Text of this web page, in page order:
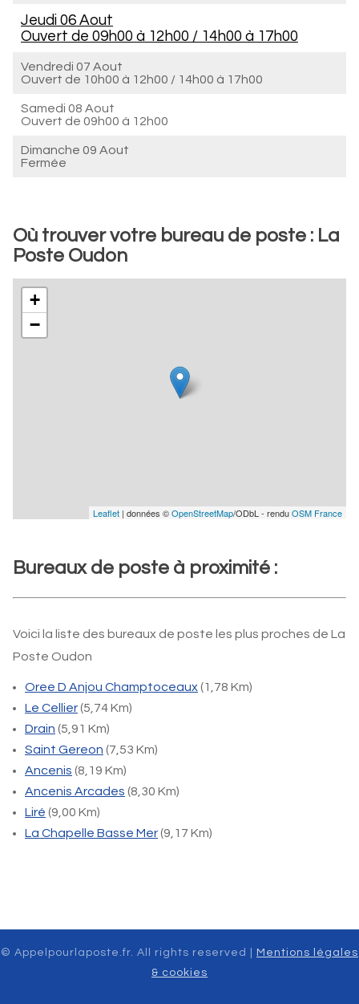
Jeudi 06 Aout
Ouvert de 09h00 à 12h00 / 14h00 à 17h00
Vendredi 07 Aout
Ouvert de 10h00 à 12h00 / 14h00 à 17h00
Samedi 08 Aout
Ouvert de 09h00 à 12h00
Dimanche 09 Aout
Fermée
Où trouver votre bureau de poste : La
Poste Oudon
+
−
Leaflet | données ©OpenStreetMap/ODbL - renduOSM France
Bureaux de poste à proximité :
Voici la liste des bureaux de poste les plus proches de La
Poste Oudon
Oree D Anjou Champtoceaux(1,78 Km)
Le Cellier(5,74 Km)
Drain (5,91 Km)
Saint Gereon (7,53 Km)
Ancenis (8,19 Km)
Ancenis Arcades (8,30 Km)
Liré (9,00 Km)
La Chapelle Basse Mer(9,17 Km)
© Appelpourlaposte.fr. All rights reserved |
Mentions légales
& cookies